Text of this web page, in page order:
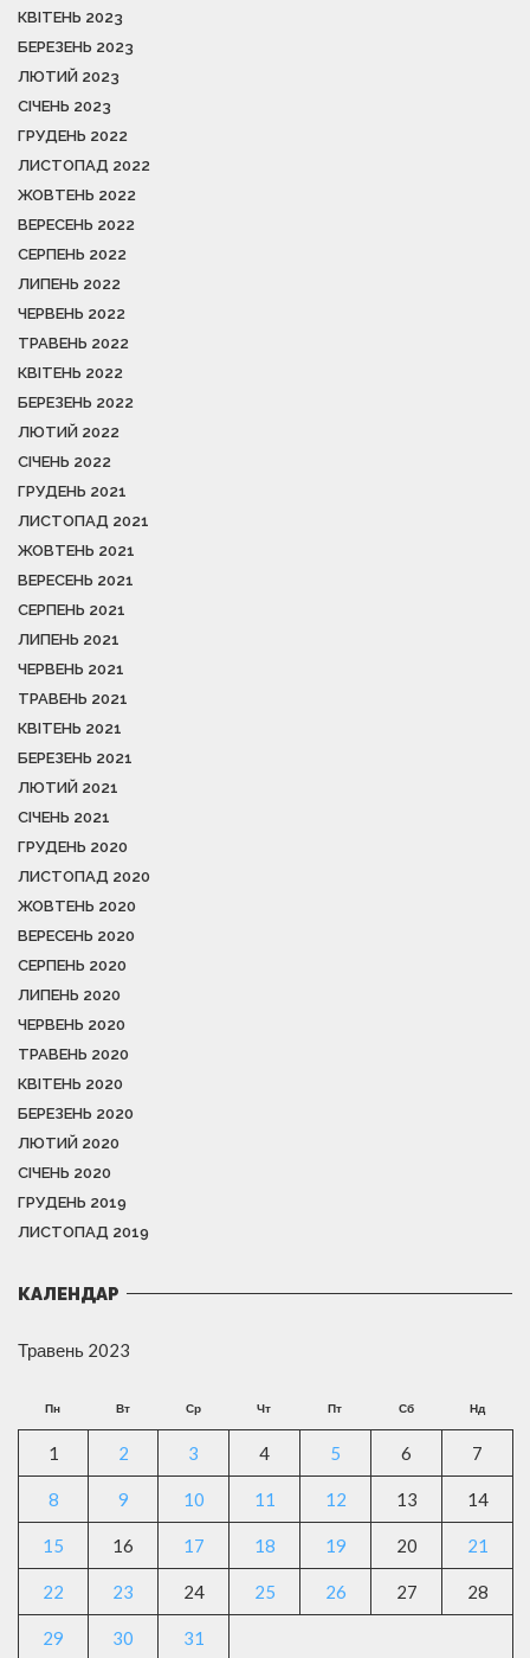
КВІТЕНЬ 2023
БЕРЕЗЕНЬ 2023
ЛЮТИЙ 2023
СІЧЕНЬ 2023
ГРУДЕНЬ 2022
ЛИСТОПАД 2022
ЖОВТЕНЬ 2022
ВЕРЕСЕНЬ 2022
СЕРПЕНЬ 2022
ЛИПЕНЬ 2022
ЧЕРВЕНЬ 2022
ТРАВЕНЬ 2022
КВІТЕНЬ 2022
БЕРЕЗЕНЬ 2022
ЛЮТИЙ 2022
СІЧЕНЬ 2022
ГРУДЕНЬ 2021
ЛИСТОПАД 2021
ЖОВТЕНЬ 2021
ВЕРЕСЕНЬ 2021
СЕРПЕНЬ 2021
ЛИПЕНЬ 2021
ЧЕРВЕНЬ 2021
ТРАВЕНЬ 2021
КВІТЕНЬ 2021
БЕРЕЗЕНЬ 2021
ЛЮТИЙ 2021
СІЧЕНЬ 2021
ГРУДЕНЬ 2020
ЛИСТОПАД 2020
ЖОВТЕНЬ 2020
ВЕРЕСЕНЬ 2020
СЕРПЕНЬ 2020
ЛИПЕНЬ 2020
ЧЕРВЕНЬ 2020
ТРАВЕНЬ 2020
КВІТЕНЬ 2020
БЕРЕЗЕНЬ 2020
ЛЮТИЙ 2020
СІЧЕНЬ 2020
ГРУДЕНЬ 2019
ЛИСТОПАД 2019
КАЛЕНДАР
Травень 2023
Пн Вт Ср Чт Пт Сб Нд
1 2 3 4 5 6 7
8 9 10 11 12 13 14
15 16 17 18 19 20 21
22 23 24 25 26 27 28
29 30 31